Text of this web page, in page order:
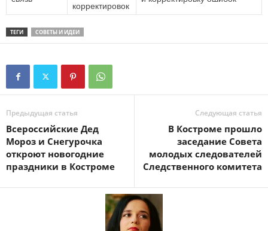
корректировок
ТЕГИ СОВЕТЫ И ИДЕИ
Предыдущая статья
Всероссийские Дед
Мороз и Снегурочка
откроют новогодние
праздники в Костроме
Следующая статья
В Костроме прошло
заседание Совета
молодых следователей
Следственного комитета